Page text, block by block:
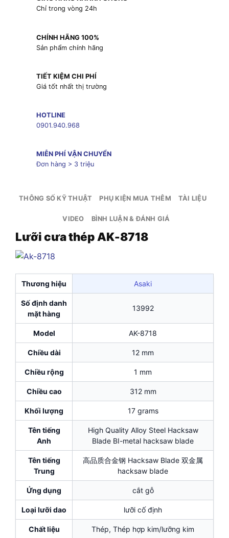
Chỉ trong vòng 24h
CHÍNH HÃNG 100%
Sản phẩm chính hãng
TIẾT KIỆM CHI PHÍ
Giá tốt nhất thị trường
HOTLINE
0901.940.968
MIỄN PHÍ VẬN CHUYỂN
Đơn hàng > 3 triệu
THÔNG SỐ KỸ THUẬT PHỤ KIỆN MUA THÊM TÀI LIỆU
VIDEO BÌNH LUẬN & ĐÁNH GIÁ
Lưỡi cưa thép AK-8718
Thương hiệu Asaki
Số định danh
mặt hàng
13992
Model AK-8718
Chiều dài 12 mm
Chiều rộng 1 mm
Chiều cao 312 mm
Khối lượng 17 grams
Tên tiếng
Anh
High Quality Alloy Steel Hacksaw
Blade BI-metal hacksaw blade
Tên tiếng
Trung
高品质合金钢 Hacksaw Blade 双金属
hacksaw blade
Ứng dụng cắt gỗ
Loại lưỡi dao lưỡi cố định
Chất liệu Thép, Thép hợp kim/lưỡng kim